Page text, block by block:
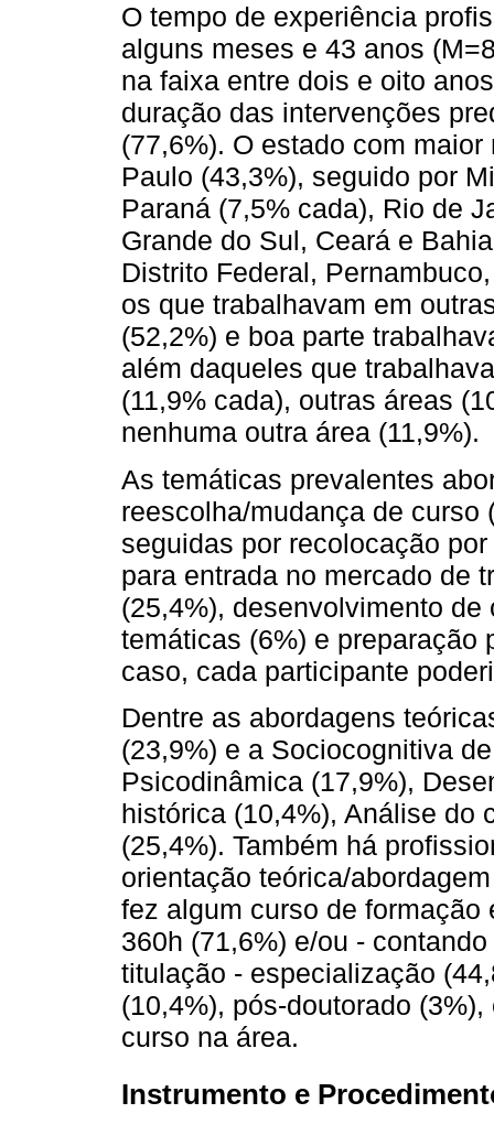
O tempo de experiência
alguns meses e 43 anos
na faixa entre dois e oito
duração das intervenções
(77,6%). O estado com
Paulo (43,3%), seguido por
Paraná (7,5% cada), Rio de
Grande do Sul, Ceará e
Distrito Federal,
os que trabalhavam em
(52,2%) e boa parte
além daqueles que
(11,9% cada), outras áreas
nenhuma outra área (11,9%).
As temáticas prevalentes
reescolha/mudança de curso
seguidas por recolocação
para entrada no mercado de
(25,4%), desenvolvimento
temáticas (6%) e preparação
caso, cada participante
Dentre as abordagens
(23,9%) e a Sociocognitiva
Psicodinâmica (17,9%),
histórica (10,4%), Análise do
(25,4%). Também há
orientação teórica/
fez algum curso de formação
360h (71,6%) e/ou -
titulação - especialização
(10,4%), pós-doutorado
curso na área.
Instrumento e